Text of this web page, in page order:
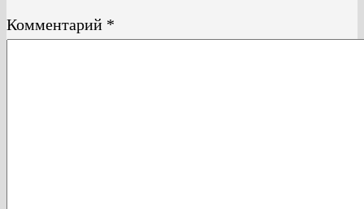
Комментарий *